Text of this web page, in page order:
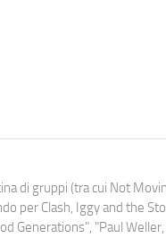
di gruppi (tra cui Not
per Clash, Iggy and the
Generations", "Paul Weller,